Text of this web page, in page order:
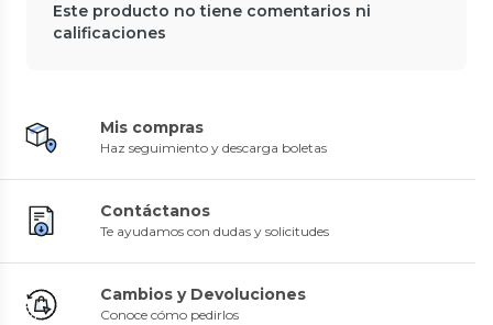
Este producto no tiene comentarios ni
calificaciones
Mis compras
Haz seguimiento y descarga boletas
Contáctanos
Te ayudamos con dudas y solicitudes
Cambios y Devoluciones
Conoce cómo pedirlos